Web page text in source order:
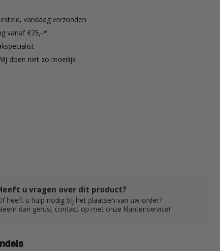
vandaag verzonden
vanaf €75,-*
doen niet zo moeilijk
u vragen over dit product?
heeft u hulp nodig bij het plaatsen van uw order?
dan gerust contact op met onze klantenservice!